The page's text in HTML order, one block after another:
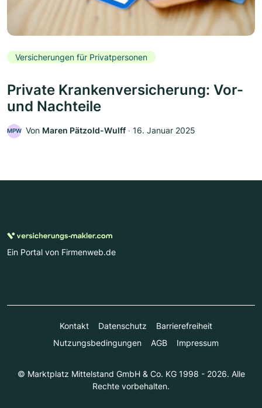
Versicherungen für Privatpersonen
Private Krankenversicherung: Vor-
und Nachteile
MPW Von Maren Pätzold-Wulff ‧ 16. Januar 2025
Ein Portal von Firmenweb.de
Kontakt Datenschutz
Barrierefreiheit
Nutzungsbedingungen
AGB Impressum
© Marktplatz Mittelstand GmbH & Co. KG 1998 - 2026. Alle
Rechte vorbehalten.